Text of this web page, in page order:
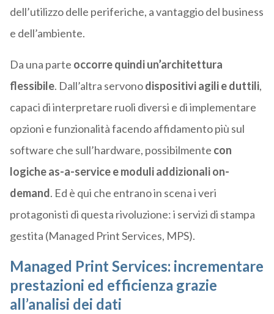
dell’utilizzo delle periferiche, a vantaggio del business
e dell’ambiente.
Da una parte occorre quindi un’architettura
flessibile. Dall’altra servonodispositivi agili e duttili,
capaci di interpretare ruoli diversi e di implementare
opzioni e funzionalità facendo affidamento più sul
software che sull’hardware, possibilmente con
logiche as-a-service e moduli addizionali on-
demand. Ed è qui che entrano in scena i veri
protagonisti di questa rivoluzione: i servizi di stampa
gestita (Managed Print Services, MPS).
Managed Print Services: incrementare
prestazioni ed efficienza grazie
all’analisi dei dati